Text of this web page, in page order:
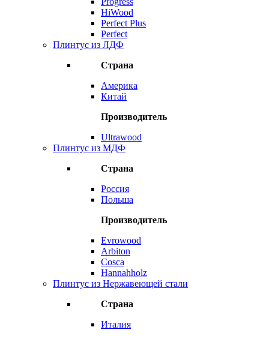
HiWood
Perfect Plus
Perfect
Плинтус из ЛДФ
Страна
Америка
Китай
Производитель
Ultrawood
Плинтус из МДФ
Страна
Россия
Польша
Производитель
Evrowood
Arbiton
Cosca
Hannahholz
Плинтус из Нержавеющей стали
Страна
Италия